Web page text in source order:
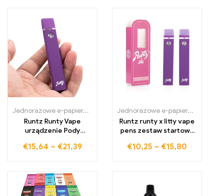
Jednorazowe e-papierosy Polska
Jednorazowe e-papierosy
Runtz Runty Vape
urządzenie Pody
ładowania
€15,64 – €21,39
Jednorazowe e-papierosy Polska
Runtz runty x litty vape
pens zestaw startowy
ładowania
€10,25 – €15,80